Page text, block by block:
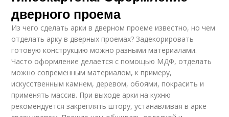
дверного проема
Из чего сделать арки в дверном проеме известно, но чем
отделать арку в дверных проемах? Задекорировать
готовую конструкцию можно разными материалами.
Часто оформление делается с помощью МДФ, отделать
можно современным материалом, к примеру,
искусственным камнем, деревом, обоями, покрасить и
применять массив. При выходе арки на кухню
рекомендуется закреплять штору, устанавливая в арке